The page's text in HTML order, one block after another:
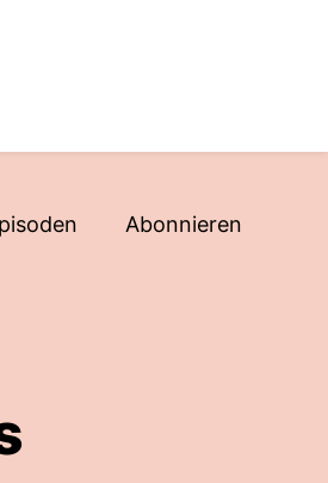
Abonnieren